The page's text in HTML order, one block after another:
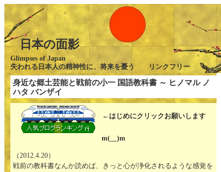
日本の面影
Glimpses of Japan
失われる日本人の精神性に、将来を憂う リンクフリー
身近な郷土芸能と戦前の小一 国語教科書 ～ ヒノマル ノ
ハタ バンザイ
←はじめにクリックお願いします
m(__)m
（2012.4.20）
戦前の教科書なんか読めば、きっと心が浄化されるような感覚を